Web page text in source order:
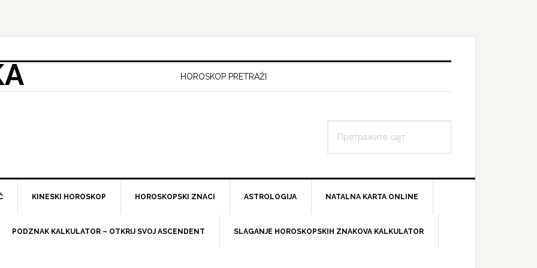
HOROSKOP PRETRAŽI
сајт
KINESKI HOROSKOP HOROSKOPSKI ZNACI ASTROLOGIJA NATALNA KARTA ONLINE
PODZNAK KALKULATOR – OTKRIJ SVOJ ASCENDENT SLAGANJE HOROSKOPSKIH ZNAKOVA KALKULATOR